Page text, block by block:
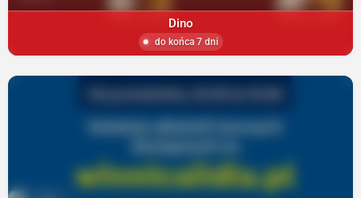
Dino
do końca 7 dni